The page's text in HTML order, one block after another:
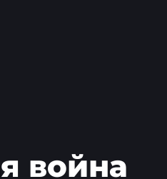
война